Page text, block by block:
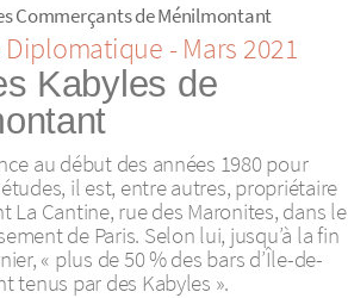
Commerçants de Ménilmontant
- Mars 2021
Kabyles de
au début des années 1980 pour
il est, entre autres, propriétaire
La Cantine, rue des Maronites, dans le
de Paris. Selon lui, jusqu’à la fin
« plus de 50 % des bars d’Île-de-
tenus par des Kabyles ».